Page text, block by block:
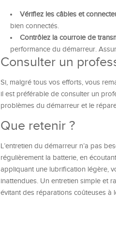
Vérifiez les câbles et
bien connectés.
Contrôlez la courroie de
performance du démarreur.
Consulter un
Si, malgré tous vos efforts, vous
il est préférable de consulter un
problèmes du démarreur et le
Que retenir ?
L’entretien du démarreur n’a pas
régulièrement la batterie, en
appliquant une lubrification légère,
inattendues. Un entretien simple et
évitant des réparations coûteuses à